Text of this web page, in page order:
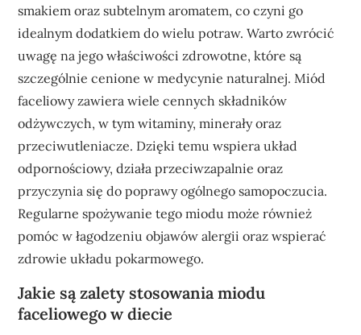
smakiem oraz subtelnym aromatem, co czyni go
idealnym dodatkiem do wielu potraw. Warto zwrócić
uwagę na jego właściwości zdrowotne, które są
szczególnie cenione w medycynie naturalnej. Miód
faceliowy zawiera wiele cennych składników
odżywczych, w tym witaminy, minerały oraz
przeciwutleniacze. Dzięki temu wspiera układ
odpornościowy, działa przeciwzapalnie oraz
przyczynia się do poprawy ogólnego samopoczucia.
Regularne spożywanie tego miodu może również
pomóc w łagodzeniu objawów alergii oraz wspierać
zdrowie układu pokarmowego.
Jakie są zalety stosowania miodu
faceliowego w diecie